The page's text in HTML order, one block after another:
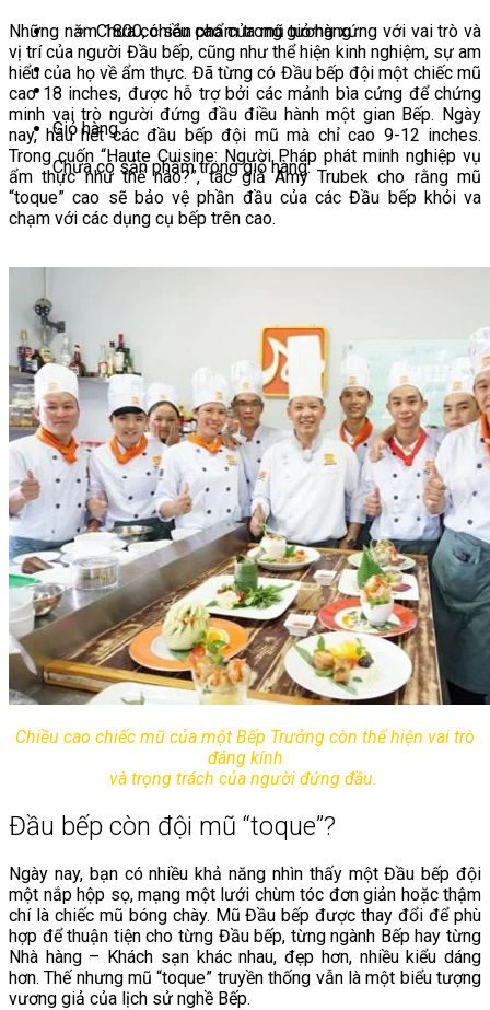
Chưa có sản phẩm trong giỏ hàng.
Giỏ hàng
Chưa có sản phẩm trong giỏ hàng.
Những năm 1800, chiều cao của mũ tương xứng với vai trò và
vị trí của người Đầu bếp, cũng như thể hiện kinh nghiệm, sự am
hiểu của họ về ẩm thực. Đã từng có Đầu bếp đội một chiếc mũ
cao 18 inches, được hỗ trợ bởi các mảnh bìa cứng để chứng
minh vai trò người đứng đầu điều hành một gian Bếp. Ngày
nay, hầu hết các đầu bếp đội mũ mà chỉ cao 9-12 inches.
Trong cuốn “Haute Cuisine: Người Pháp phát minh nghiệp vụ
ẩm thực như thế nào?”, tác giả Amy Trubek cho rằng mũ
“toque” cao sẽ bảo vệ phần đầu của các Đầu bếp khỏi va
chạm với các dụng cụ bếp trên cao.
Chiều cao chiếc mũ của một Bếp Trưởng còn thể hiện vai trò
đáng kính
và trọng trách của người đứng đầu.
Đầu bếp còn đội mũ “toque”?
Ngày nay, bạn có nhiều khả năng nhìn thấy một Đầu bếp đội
một nắp hộp sọ, mạng một lưới chùm tóc đơn giản hoặc thậm
chí là chiếc mũ bóng chày. Mũ Đầu bếp được thay đổi để phù
hợp để thuận tiện cho từng Đầu bếp, từng ngành Bếp hay từng
Nhà hàng – Khách sạn khác nhau, đẹp hơn, nhiều kiểu dáng
hơn. Thế nhưng mũ “toque” truyền thống vẫn là một biểu tượng
vương giả của lịch sử nghề Bếp.